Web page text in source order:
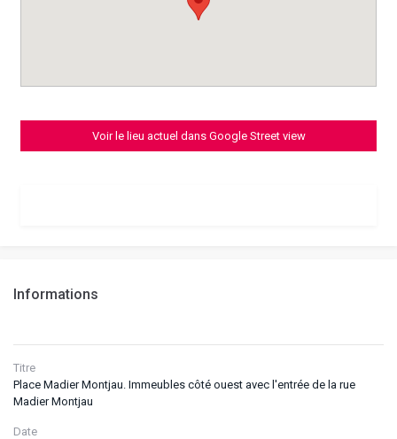
Informations
Titre
Place Madier Montjau. Immeubles côté ouest avec l'entrée de la rue
Madier Montjau
Date
Voir le lieu actuel dans Google Street view